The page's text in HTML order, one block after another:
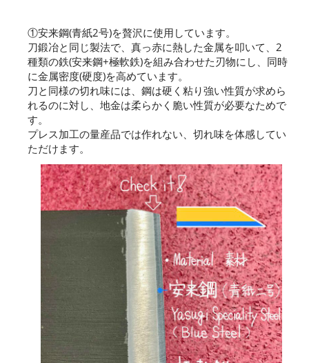
①安来鋼(青紙2号)を贅沢に使用しています。
刀鍛冶と同じ製法で、真っ赤に熱した金属を叩いて、2
種類の鉄(安来鋼+極軟鉄)を組み合わせた刃物にし、同時
に金属密度(硬度)を高めています。
刀と同様の切れ味には、鋼は硬く粘り強い性質が求めら
れるのに対し、地金は柔らかく脆い性質が必要なためで
す。
プレス加工の量産品では作れない、切れ味を体感してい
ただけます。